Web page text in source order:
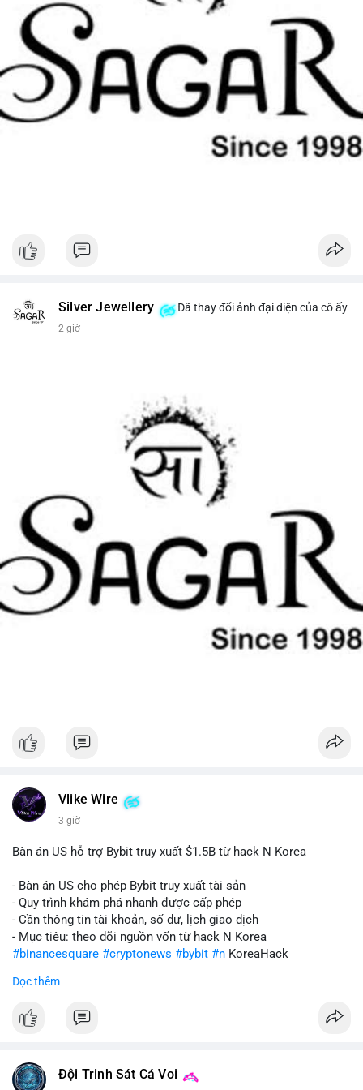
Silver Jewellery Đã thay đổi ảnh đại diện của cô ấy
2 giờ
Vlike Wire
3 giờ
Bàn án US hỗ trợ Bybit truy xuất $1.5B từ hack N Korea
- Bàn án US cho phép Bybit truy xuất tài sản
- Quy trình khám phá nhanh được cấp phép
- Cần thông tin tài khoản, số dư, lịch giao dịch
- Mục tiêu: theo dõi nguồn vốn từ hack N Korea
#binancesquare #cryptonews #bybit #n KoreaHack
$btc $eth
#vlikevn #titanbot
Đọc thêm
Đội Trinh Sát Cá Voi